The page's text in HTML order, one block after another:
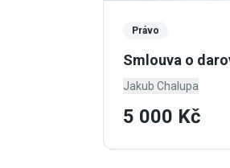
Právo
Smlouva o
Jakub Chalupa
5 000 Kč